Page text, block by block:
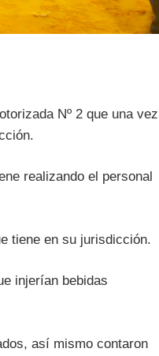
Nº 2 que una vez
realizando el personal
tiene en su jurisdicción.
injerían bebidas
así mismo contaron